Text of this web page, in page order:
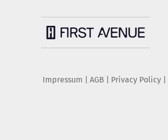
Impressum AGB Privacy Policy|